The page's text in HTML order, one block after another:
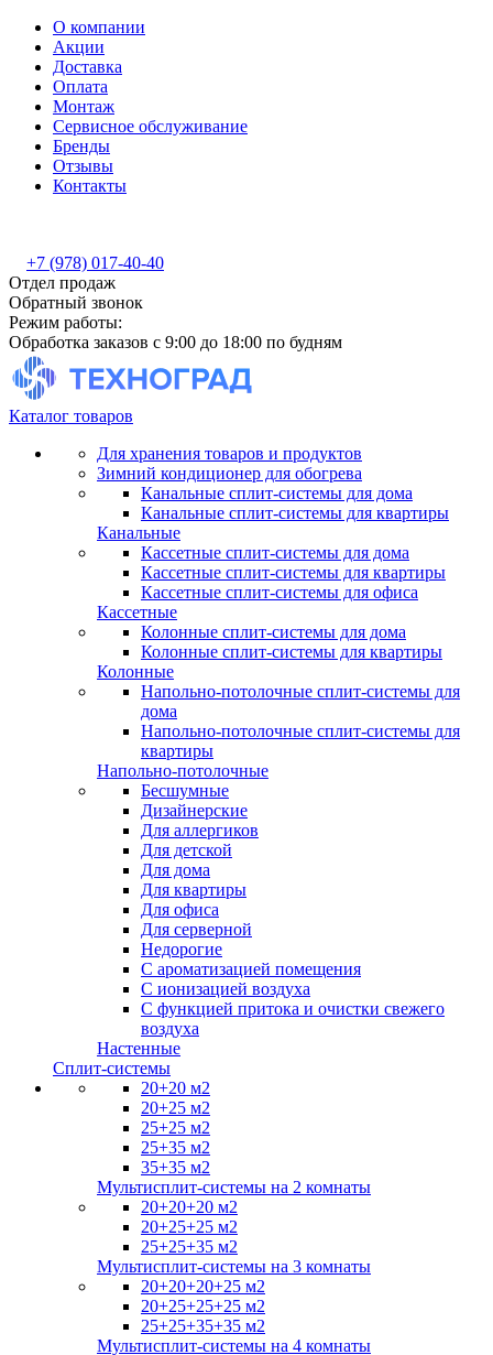
О компании
Акции
Доставка
Оплата
Монтаж
Сервисное обслуживание
Бренды
Отзывы
Контакты
+7 (978) 017-40-40
Отдел продаж
Обратный звонок
Режим работы:
Обработка заказов с 9:00 до 18:00 по будням
Каталог товаров
Для хранения товаров и продуктов
Зимний кондиционер для обогрева
Канальные сплит-системы для дома
Канальные сплит-системы для квартиры
Канальные
Кассетные сплит-системы для дома
Кассетные сплит-системы для квартиры
Кассетные сплит-системы для офиса
Кассетные
Колонные сплит-системы для дома
Колонные сплит-системы для квартиры
Колонные
Напольно-потолочные сплит-системы для
дома
Напольно-потолочные сплит-системы для
квартиры
Напольно-потолочные
Бесшумные
Дизайнерские
Для аллергиков
Для детской
Для дома
Для квартиры
Для офиса
Для серверной
Недорогие
С ароматизацией помещения
С ионизацией воздуха
С функцией притока и очистки свежего
воздуха
Настенные
Сплит-системы
20+20 м2
20+25 м2
25+25 м2
25+35 м2
35+35 м2
Мультисплит-системы на 2 комнаты
20+20+20 м2
20+25+25 м2
25+25+35 м2
Мультисплит-системы на 3 комнаты
20+20+20+25 м2
20+25+25+25 м2
25+25+35+35 м2
Мультисплит-системы на 4 комнаты